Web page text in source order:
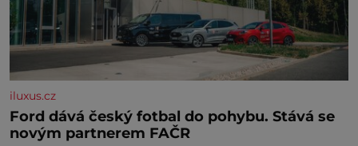
iluxus.cz
Ford dává český fotbal do pohybu. Stává se
novým partnerem FAČR